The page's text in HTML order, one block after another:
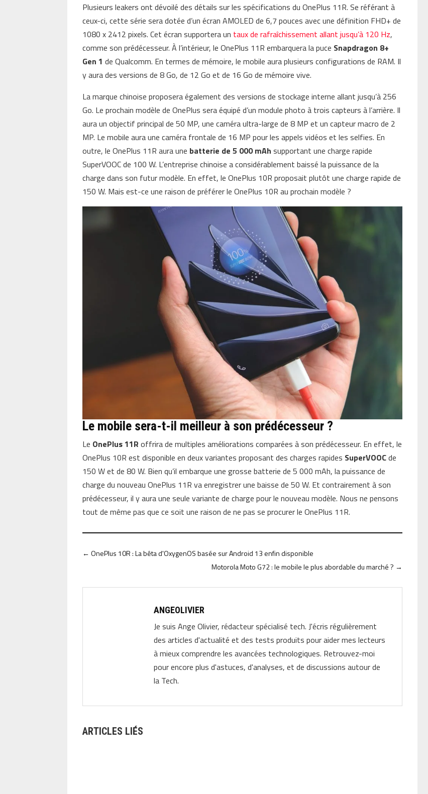
Plusieurs leakers ont dévoilé des détails sur les spécifications du OnePlus 11R. Se référant à
ceux-ci, cette série sera dotée d’un écran AMOLED de 6,7 pouces avec une définition FHD+ de
1080 x 2412 pixels. Cet écran supportera un taux de rafraîchissement allant jusqu’à 120 Hz,
comme son prédécesseur. À l’intérieur, le OnePlus 11R embarquera la puce Snapdragon 8+
Gen 1 de Qualcomm. En termes de mémoire, le mobile aura plusieurs configurations de RAM. Il
y aura des versions de 8 Go, de 12 Go et de 16 Go de mémoire vive.
La marque chinoise proposera également des versions de stockage interne allant jusqu’à 256
Go. Le prochain modèle de OnePlus sera équipé d’un module photo à trois capteurs à l’arrière. Il
aura un objectif principal de 50 MP, une caméra ultra-large de 8 MP et un capteur macro de 2
MP. Le mobile aura une caméra frontale de 16 MP pour les appels vidéos et les selfies. En
outre, le OnePlus 11R aura une batterie de 5 000 mAh supportant une charge rapide
SuperVOOC de 100 W. L’entreprise chinoise a considérablement baissé la puissance de la
charge dans son futur modèle. En effet, le OnePlus 10R proposait plutôt une charge rapide de
150 W. Mais est-ce une raison de préférer le OnePlus 10R au prochain modèle ?
Le mobile sera-t-il meilleur à son prédécesseur ?
Le OnePlus 11R offrira de multiples améliorations comparées à son prédécesseur. En effet, le
OnePlus 10R est disponible en deux variantes proposant des charges rapides SuperVOOCde
150 W et de 80 W. Bien qu’il embarque une grosse batterie de 5 000 mAh, la puissance de
charge du nouveau OnePlus 11R va enregistrer une baisse de 50 W. Et contrairement à son
prédécesseur, il y aura une seule variante de charge pour le nouveau modèle. Nous ne pensons
tout de même pas que ce soit une raison de ne pas se procurer le OnePlus 11R.
←OnePlus 10R : La bêta d'OxygenOS basée sur Android 13 enfin disponible
Motorola Moto G72 : le mobile le plus abordable du marché ? →
ANGEOLIVIER
Je suis Ange Olivier, rédacteur spécialisé tech. J'écris régulièrement
des articles d'actualité et des tests produits pour aider mes lecteurs
à mieux comprendre les avancées technologiques. Retrouvez-moi
pour encore plus d'astuces, d'analyses, et de discussions autour de
la Tech.
ARTICLES LIÉS